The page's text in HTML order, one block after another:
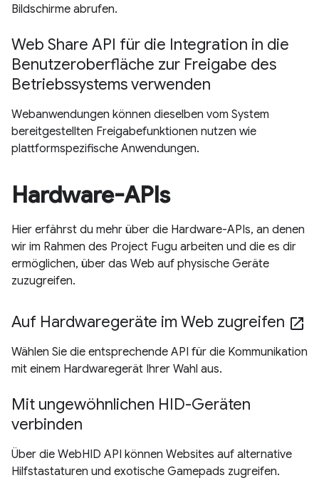
Bildschirme abrufen.
Web Share API für die Integration in die
Benutzeroberfläche zur Freigabe des
Betriebssystems verwenden
Webanwendungen können dieselben vom System
bereitgestellten Freigabefunktionen nutzen wie
plattformspezifische Anwendungen.
Hardware-APIs
Hier erfährst du mehr über die Hardware-APIs, an denen
wir im Rahmen des Project Fugu arbeiten und die es dir
ermöglichen, über das Web auf physische Geräte
zuzugreifen.
Auf Hardwaregeräte im Web zugreifen open_in_new
Wählen Sie die entsprechende API für die Kommunikation
mit einem Hardwaregerät Ihrer Wahl aus.
Mit ungewöhnlichen HID-Geräten
verbinden
Über die WebHID API können Websites auf alternative
Hilfstastaturen und exotische Gamepads zugreifen.